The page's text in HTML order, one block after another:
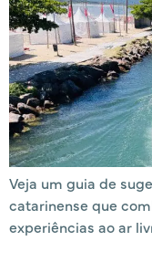
Veja um guia de
catarinense que
experiências ao ar